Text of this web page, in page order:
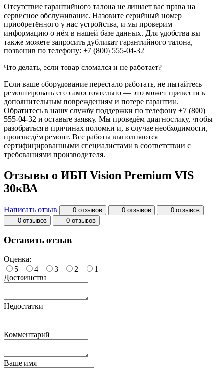
Отсутствие гарантийного талона не лишает вас права на
сервисное обслуживание. Назовите серийный номер
приобретённого у нас устройства, и мы проверим
информацию о нём в нашей базе данных. Для удобства вы
также можете запросить дубликат гарантийного талона,
позвонив по телефону: +7 (800) 555-04-32
Что делать, если товар сломался и не работает?
Если ваше оборудование перестало работать, не пытайтесь
ремонтировать его самостоятельно — это может привести к
дополнительным повреждениям и потере гарантии.
Обратитесь в нашу службу поддержки по телефону +7 (800)
555-04-32 и оставьте заявку. Мы проведём диагностику, чтобы
разобраться в причинах поломки и, в случае необходимости,
произведём ремонт. Все работы выполняются
сертифицированными специалистами в соответствии с
требованиями производителя.
Отзывы о ИБП Vision Premium VIS
30кВА
Написать отзыв 0 отзывов 0 отзывов
0 отзывов
0 отзывов
0 отзывов
Оставить отзыв
Оценка:
5
4 3 2
1
Достоинства
Недостатки
Комментарий
Ваше имя